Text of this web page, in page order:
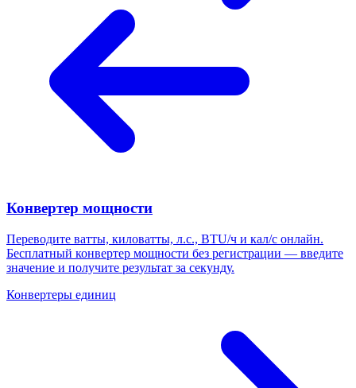
Конвертер мощности
Переводите ватты, киловатты, л.с., BTU/ч и кал/с онлайн.
Бесплатный конвертер мощности без регистрации — введите
значение и получите результат за секунду.
Конвертеры единиц